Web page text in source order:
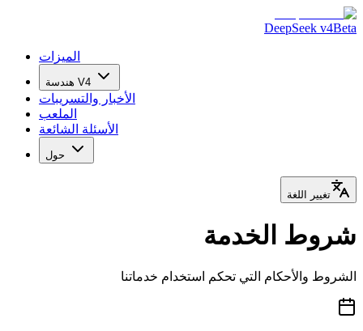
DeepSeek v4Beta
الميزات
هندسة V4
الأخبار والتسريبات
الملعب
الأسئلة الشائعة
حول
تغيير اللغة
شروط الخدمة
الشروط والأحكام التي تحكم استخدام خدماتنا